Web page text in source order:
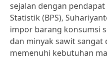
sejalan dengan
Statistik (BPS),
impor barang konsumsi
dan minyak sawit
memenuhi kebutuhan